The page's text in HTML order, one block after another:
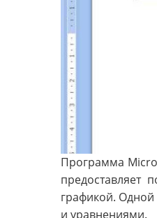
Программа
предоставляет
графикой.
и уравнениями.